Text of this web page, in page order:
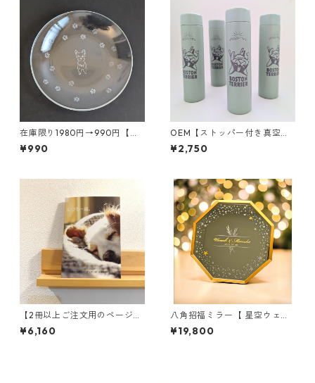
在庫限り1980円→990円【ガ
ラス皿 ヨークシャーテリ
ア】ラウンド｜犬種プレート
¥990
OEM【ストッパー付き真空ス
テンレススリムボトル 15個〜
】小ロット｜ブランド｜キャ
¥2,750
【2冊以上ご注文用のページで
す】【ハッピーライフフォト
ブック36ページ】思い出の写
¥6,160
八角招福ミラー【 星空ウェル
カムミラー 】吉祥｜七夕｜Fo
rtune
¥19,800